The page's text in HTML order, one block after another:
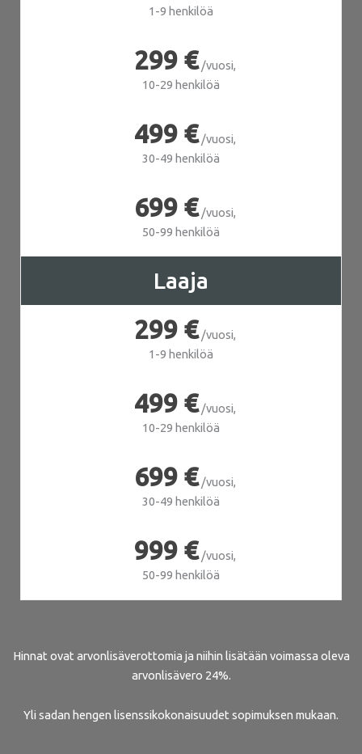
1-9 henkilöä
299 €/vuosi,
10-29 henkilöä
499 €/vuosi,
30-49 henkilöä
699 €/vuosi,
50-99 henkilöä
Laaja
299 €/vuosi,
1-9 henkilöä
499 €/vuosi,
10-29 henkilöä
699 €/vuosi,
30-49 henkilöä
999 €/vuosi,
50-99 henkilöä
Hinnat ovat arvonlisäverottomia ja niihin lisätään voimassa oleva
arvonlisävero 24%.
Yli sadan hengen lisenssikokonaisuudet sopimuksen mukaan.